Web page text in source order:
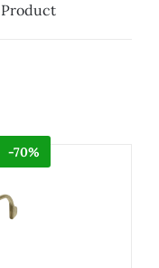
Product
-70%